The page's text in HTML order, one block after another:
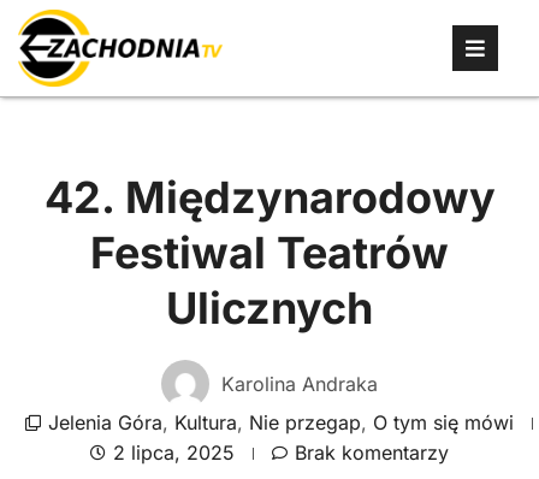
42. Międzynarodowy
Festiwal Teatrów
Ulicznych
Karolina Andraka
Jelenia Góra, Kultura, Nie przegap, O tym się mówi
2 lipca, 2025
Brak komentarzy